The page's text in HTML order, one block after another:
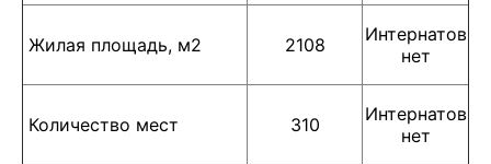
Жилая площадь, м2 2108
Интернатов
нет
Количество мест 310
Интернатов
нет